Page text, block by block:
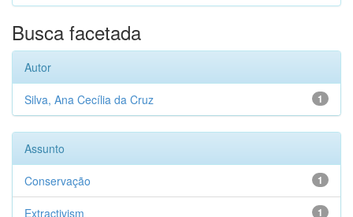
Busca facetada
Autor
1
Silva, Ana Cecília da Cruz
Assunto
1
Conservação
1
Extractivism